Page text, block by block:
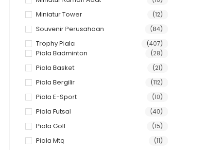
Miniatur Tower (12)
Souvenir Perusahaan (84)
Trophy Piala (407)
Piala Badminton (28)
Piala Basket (21)
Piala Bergilir (112)
Piala E-Sport (10)
Piala Futsal (40)
Piala Golf (15)
Piala Mtq (11)